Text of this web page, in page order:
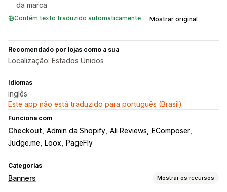
da marca
Contém texto traduzido automaticamente Mostrar original
Recomendado por lojas como a sua
Localização: Estados Unidos
Idiomas
inglês
Este app não está traduzido para português (Brasil)
Funciona com
Checkout Admin da Shopify Ali Reviews
EComposer
Judge.me
Loox PageFly
Categorias
Banners Mostrar os recursos